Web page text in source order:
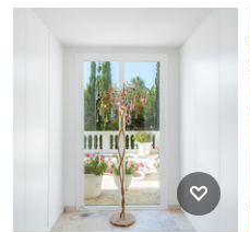
Kleiner, Neutraler Moderner
mit offenen Schränken,
weißen Schränken und
Teppichboden in Madrid